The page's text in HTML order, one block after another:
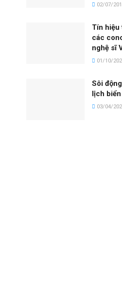
02/07/
Tín hiệu
các
nghệ sĩ
01/10/
Sôi
lịch
03/04/